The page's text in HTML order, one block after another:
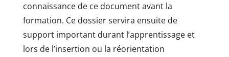
connaissance de ce document avant la
formation. Ce dossier servira ensuite de
support important durant l’apprentissage et
lors de l’insertion ou la réorientation